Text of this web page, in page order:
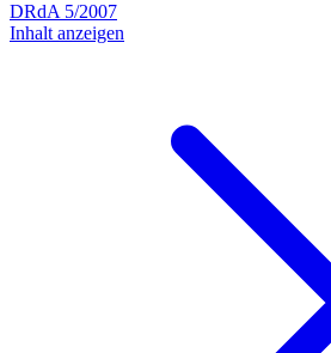
DRdA 5/2007
Inhalt anzeigen